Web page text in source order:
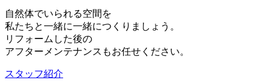
自然体でいられる空間を
私たちと一緒に一緒につくりましょう。
リフォームした後の
アフターメンテナンスもお任せください。
スタッフ紹介